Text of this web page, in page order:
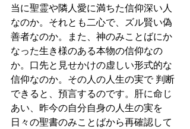
当に聖霊や隣人愛に満ちた信仰深い人
なのか。それとも二心で、ズル賢い偽
善者なのか。また、神のみことばにか
なった生き様のある本物の信仰なの
か。口先と見せかけの虚しい形式的な
信仰なのか。その人の人生の実で 判断
できると、預言するのです。肝に命じ
あい、昨今の自分自身の人生の実を
日々の聖書のみことばから再確認して